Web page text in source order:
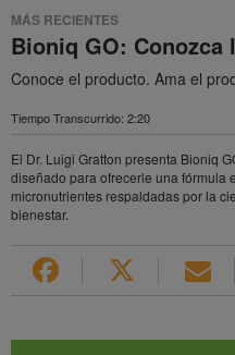
MÁS RECIENTES
Bioniq GO:
Conoce el producto. Ama el
Tiempo Transcurrido: 2:20
El Dr. Luigi Gratton presenta Bioniq
diseñado para ofrecerle una fórmula
micronutrientes respaldadas por la
bienestar.